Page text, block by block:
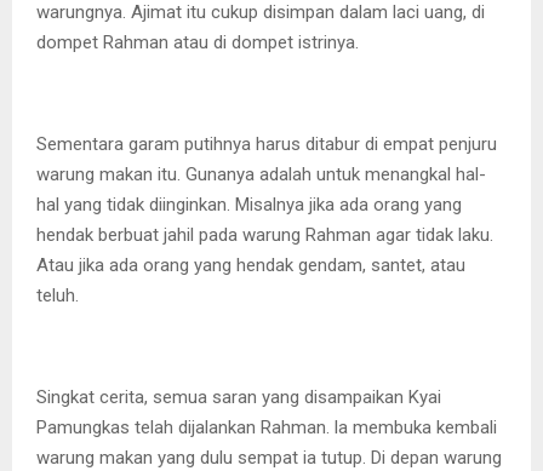
warungnya. Ajimat itu cukup disimpan dalam laci uang, di
dompet Rahman atau di dompet istrinya.
Sementara garam putihnya harus ditabur di empat penjuru
warung makan itu. Gunanya adalah untuk menangkal hal-
hal yang tidak diinginkan. Misalnya jika ada orang yang
hendak berbuat jahil pada warung Rahman agar tidak laku.
Atau jika ada orang yang hendak gendam, santet, atau
teluh.
Singkat cerita, semua saran yang disampaikan Kyai
Pamungkas telah dijalankan Rahman. la membuka kembali
warung makan yang dulu sempat ia tutup. Di depan warung